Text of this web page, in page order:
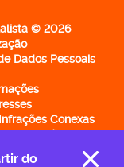
do
© 2026
Dados Pessoais
Conexas
e Infrações Conexas
de Riscos de